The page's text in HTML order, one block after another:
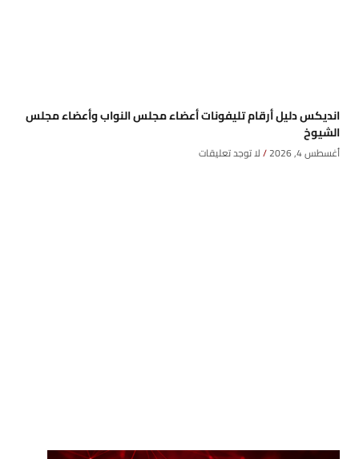
انديكس دليل أرقام تليفونات أعضاء مجلس النواب وأعضاء مجلس
الشيوخ
أغسطس 4, 2026 لا توجد تعليقات